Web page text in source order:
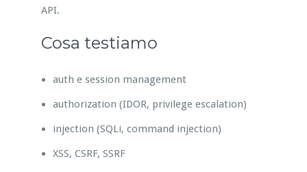
API.
Cosa testiamo
auth e session management
authorization (IDOR, privilege escalation)
injection (SQLi, command injection)
XSS, CSRF, SSRF